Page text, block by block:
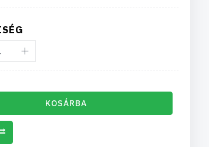
KOSÁRBA